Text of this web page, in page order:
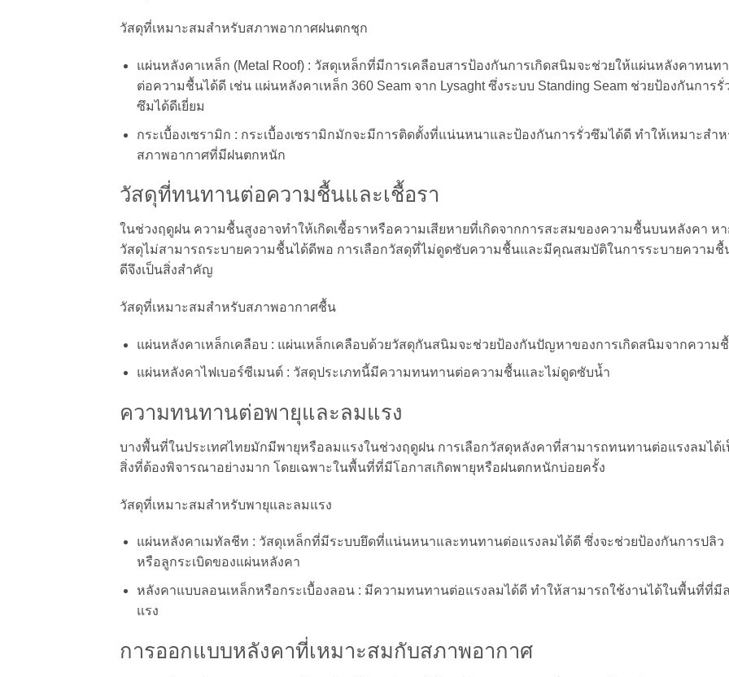
วัสดุที่เหมาะสมสำหรับสภาพอากาศฝนตกชุก
แผ่นหลังคาเหล็ก (Metal Roof) : วัสดุเหล็กที่มีการเคลือบสารป้องกันการเกิดสนิมจะช่วยให้แผ่นหลังคาทนท
ต่อความชื้นได้ดี เช่น แผ่นหลังคาเหล็ก 360 Seam จาก Lysaght ซึ่งระบบ Standing Seam ช่วยป้องกันการรั่
ซึมได้ดีเยี่ยม
กระเบื้องเซรามิก : กระเบื้องเซรามิกมักจะมีการติดตั้งที่แน่นหนาและป้องกันการรั่วซึมได้ดี ทำให้เหมาะสำ
สภาพอากาศที่มีฝนตกหนัก
วัสดุที่ทนทานต่อความชื้นและเชื้อรา
ในช่วงฤดูฝน ความชื้นสูงอาจทำให้เกิดเชื้อราหรือความเสียหายที่เกิดจากการสะสมของความชื้นบนหลังคา ห
วัสดุไม่สามารถระบายความชื้นได้ดีพอ การเลือกวัสดุที่ไม่ดูดซับความชื้นและมีคุณสมบัติในการระบายความชื้
ดีจึงเป็นสิ่งสำคัญ
วัสดุที่เหมาะสมสำหรับสภาพอากาศชื้น
แผ่นหลังคาเหล็กเคลือบ : แผ่นเหล็กเคลือบด้วยวัสดุกันสนิมจะช่วยป้องกันปัญหาของการเกิดสนิมจากความ
แผ่นหลังคาไฟเบอร์ซีเมนต์ : วัสดุประเภทนี้มีความทนทานต่อความชื้นและไม่ดูดซับน้ำ
ความทนทานต่อพายุและลมแรง
บางพื้นที่ในประเทศไทยมักมีพายุหรือลมแรงในช่วงฤดูฝน การเลือกวัสดุหลังคาที่สามารถทนทานต่อแรงลมได้
สิ่งที่ต้องพิจารณาอย่างมาก โดยเฉพาะในพื้นที่ที่มีโอกาสเกิดพายุหรือฝนตกหนักบ่อยครั้ง
วัสดุที่เหมาะสมสำหรับพายุและลมแรง
แผ่นหลังคาเมทัลชีท : วัสดุเหล็กที่มีระบบยึดที่แน่นหนาและทนทานต่อแรงลมได้ดี ซึ่งจะช่วยป้องกันการปลิว
หรือลูกระเบิดของแผ่นหลังคา
หลังคาแบบลอนเหล็กหรือกระเบื้องลอน : มีความทนทานต่อแรงลมได้ดี ทำให้สามารถใช้งานได้ในพื้นที่ที่มี
แรง
การออกแบบหลังคาที่เหมาะสมกับสภาพอากาศ